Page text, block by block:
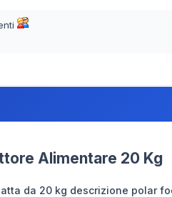
Alimentare 20 Kg
da 20 kg descrizione polar